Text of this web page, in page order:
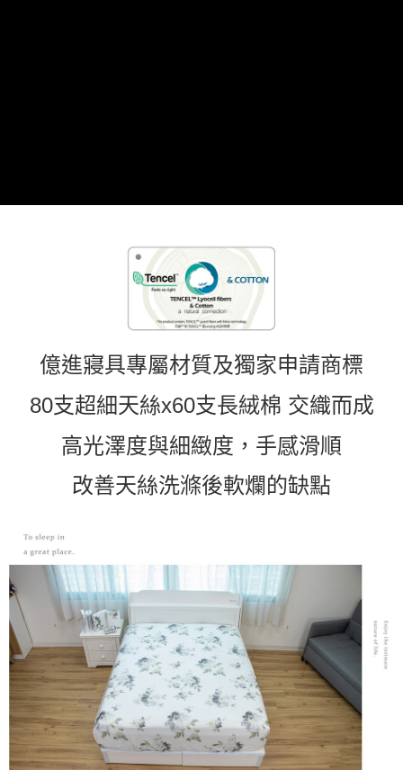
億進寢具專屬材質及獨家申請商標
80支超細天絲x60支長絨棉 交織而成
高光澤度與細緻度，手感滑順
改善天絲洗滌後軟爛的缺點